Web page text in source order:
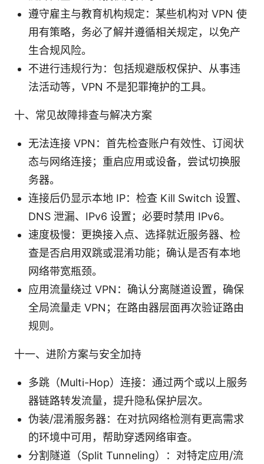
遵守雇主与教育机构规定：某些机构对 VPN 使
用有策略，务必了解并遵循相关规定，以免产
生合规风险。
不进行违规行为：包括规避版权保护、从事违
法活动等，VPN 不是犯罪掩护的工具。
十、常见故障排查与解决方案
无法连接 VPN：首先检查账户有效性、订阅状
态与网络连接；重启应用或设备，尝试切换服
务器。
连接后仍显示本地 IP：检查 Kill Switch 设置、
DNS 泄漏、IPv6 设置；必要时禁用 IPv6。
速度极慢：更换接入点、选择就近服务器、检
查是否启用双跳或混淆功能；确认是否有本地
网络带宽瓶颈。
应用流量绕过 VPN：确认分离隧道设置，确保
全局流量走 VPN；在路由器层面再次验证路由
规则。
十一、进阶方案与安全加持
多跳（Multi-Hop）连接：通过两个或以上服务
器链路转发流量，提升隐私保护层次。
伪装/混淆服务器：在对抗网络检测有更高需求
的环境中可用，帮助穿透网络审查。
分割隧道（Split Tunneling）：对特定应用/流